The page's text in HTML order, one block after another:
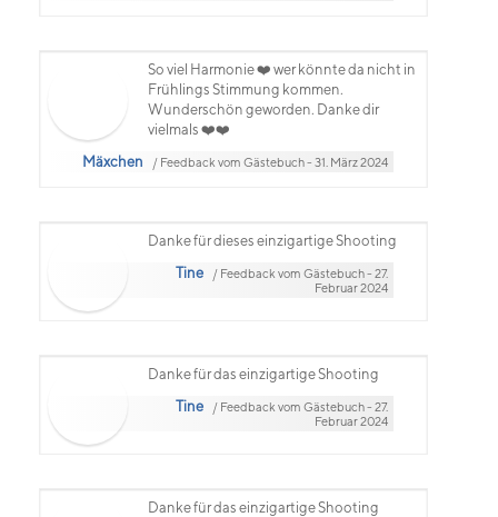
So viel Harmonie ❤️ wer könnte da nicht in
Frühlings Stimmung kommen.
Wunderschön geworden. Danke dir
vielmals ❤️❤️
Mäxchen
/ Feedback vom Gästebuch - 31. März 2024
Danke für dieses einzigartige Shooting
Tine
/ Feedback vom Gästebuch - 27.
Februar 2024
Danke für das einzigartige Shooting
Tine
/ Feedback vom Gästebuch - 27.
Februar 2024
Danke für das einzigartige Shooting